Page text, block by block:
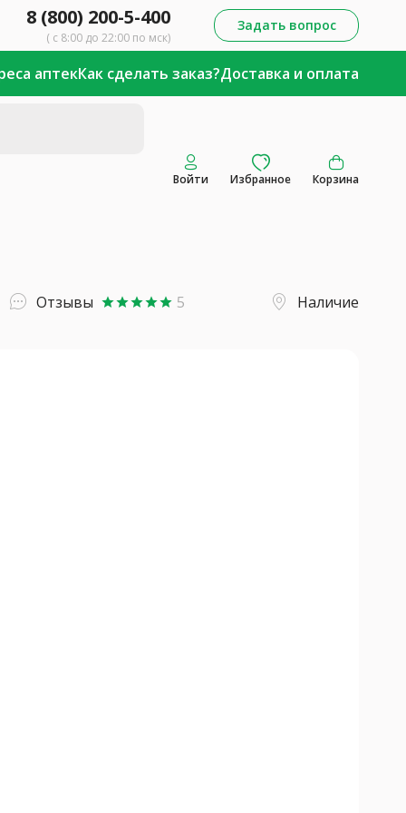
8 (800) 200-5-400
( с 8:00 до 22:00 по мск)
Задать вопрос
аптекКак сделать заказ?Доставка и оплата
Войти Избранное Корзина
Отзывы starstarstarstarstar 5 Наличие